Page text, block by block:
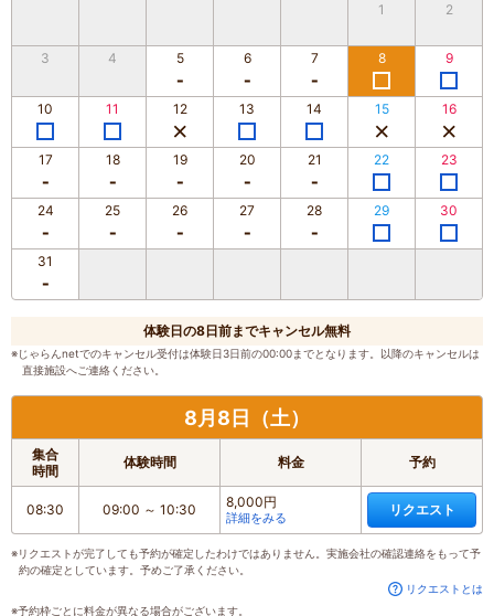
1
2
3 4 5 6 7 8 9
10 11 12 13 14 15 16
17 18 19 20 21 22 23
24 25 26 27 28 29 30
31
体験日の8日前までキャンセル無料
※じゃらんnetでのキャンセル受付は体験日3日前の00:00までとなります。以降のキャンセルは
直接施設へご連絡ください。
8月8日（土）
集合
時間
体験時間 料金 予約
08:30 09:00 ～ 10:30 8,000円
詳細をみる リクエスト
※リクエストが完了しても予約が確定したわけではありません。実施会社の確認連絡をもって予
約の確定としています。予めご了承ください。
リクエストとは
※予約枠ごとに料金が異なる場合がございます。